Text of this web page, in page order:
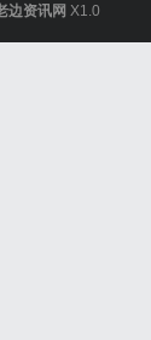
边资讯网 X1.0